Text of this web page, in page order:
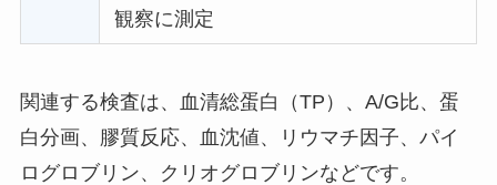
観察に測定
関連する検査は、血清総蛋白（TP）、A/G比、蛋
白分画、膠質反応、血沈値、リウマチ因子、パイ
ログロブリン、クリオグロブリンなどです。